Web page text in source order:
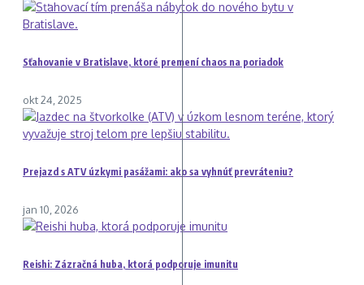
Sťahovanie v Bratislave, ktoré premení chaos na poriadok
okt 24, 2025
Prejazd s ATV úzkymi pasážami: ako sa vyhnúť prevráteniu?
jan 10, 2026
Reishi: Zázračná huba, ktorá podporuje imunitu